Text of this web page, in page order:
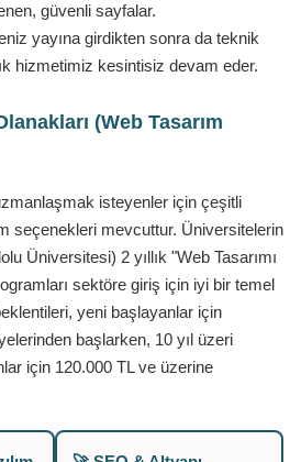
güvenli sayfalar.
yayına girdikten sonra da teknik
hizmetimiz kesintisiz devam eder.
(Web Tasarım
isteyenler için çeşitli
seçenekleri mevcuttur. Üniversitelerin
Üniversitesi) 2 yıllık "Web Tasarımı
sektöre giriş için iyi bir temel
yeni başlayanlar için
başlarken, 10 yıl üzeri
için 120.000 TL ve üzerine